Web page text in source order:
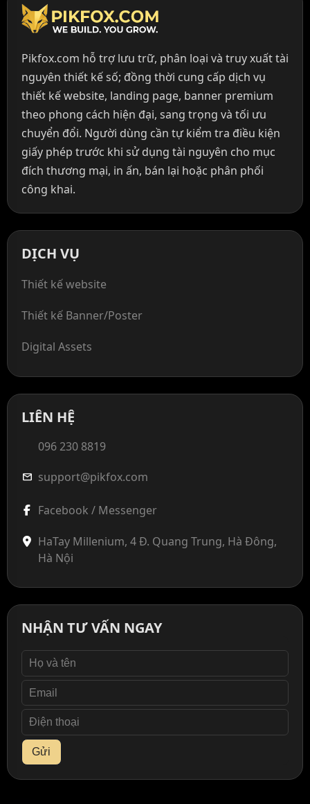
Pikfox.com hỗ trợ lưu trữ, phân loại và truy xuất tài
nguyên thiết kế số; đồng thời cung cấp dịch vụ
thiết kế website, landing page, banner premium
theo phong cách hiện đại, sang trọng và tối ưu
chuyển đổi. Người dùng cần tự kiểm tra điều kiện
giấy phép trước khi sử dụng tài nguyên cho mục
đích thương mại, in ấn, bán lại hoặc phân phối
công khai.
DỊCH VỤ
Thiết kế website
Thiết kế Banner/Poster
Digital Assets
LIÊN HỆ
096 230 8819
mail support@pikfox.com
Facebook / Messenger
HaTay Millenium, 4 Đ. Quang Trung, Hà Đông,
Hà Nội
NHẬN TƯ VẤN NGAY
Gửi